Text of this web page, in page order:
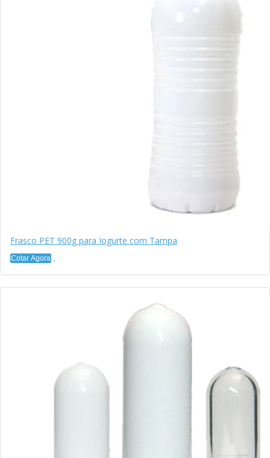
Frasco PET 900g para Iogurte com Tampa
Cotar Agora